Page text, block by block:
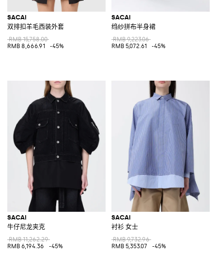
SACAI
双排扣羊毛西装外套
RMB 15,758.00
RMB 8,666.91
-45%
SACAI
绉纱拼布半身裙
RMB 9,223.06
RMB 5,072.61
-45%
SACAI
牛仔尼龙夹克
RMB 11,262.29
RMB 6,194.36
-45%
SACAI
衬衫 女士
RMB 9,732.96
RMB 5,353.07
-45%